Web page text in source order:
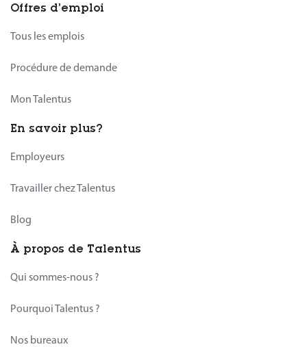
Offres d’emploi
Tous les emplois
Procédure de demande
Mon Talentus
En savoir plus?
Employeurs
Travailler chez Talentus
Blog
À propos de Talentus
Qui sommes-nous ?
Pourquoi Talentus ?
Nos bureaux